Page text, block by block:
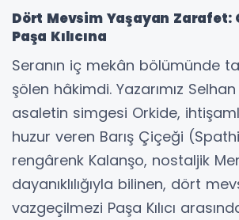
Dört Mevsim Yaşayan Zarafet:
Paşa Kılıcına
Seranın iç mekân bölümünde
şölen hâkimdi. Yazarımız
asaletin simgesi Orkide,
huzur veren Barış Çiçeği
rengârenk Kalanşo, nostaljik
dayanıklılığıyla bilinen, dört
vazgeçilmezi Paşa Kılıcı